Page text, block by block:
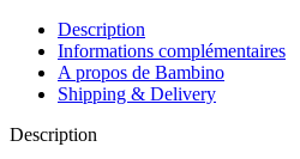
Description
Informations complémentaires
A propos de Bambino
Shipping & Delivery
Description